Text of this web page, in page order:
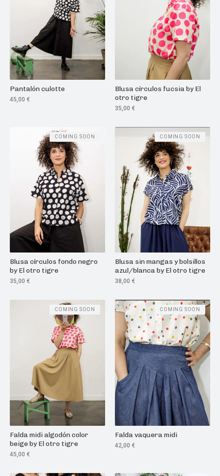
Pantalón culotte
45,00 €
Blusa círculos fucsia by El
otro tigre
35,00 €
Blusa círculos fondo negro
by El otro tigre
35,00 €
COMING SOON
Blusa sin mangas y bolsillos
azul/blanca by El otro tigre
38,00 €
COMING SOON
Falda midi algodón color
beige by El otro tigre
45,00 €
COMING SOON
Falda vaquera midi
42,00 €
COMING SOON